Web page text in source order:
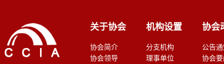
关于协会
协会简介
协会领导
机构设置
分支机构
理事单位
协会
公告
协会